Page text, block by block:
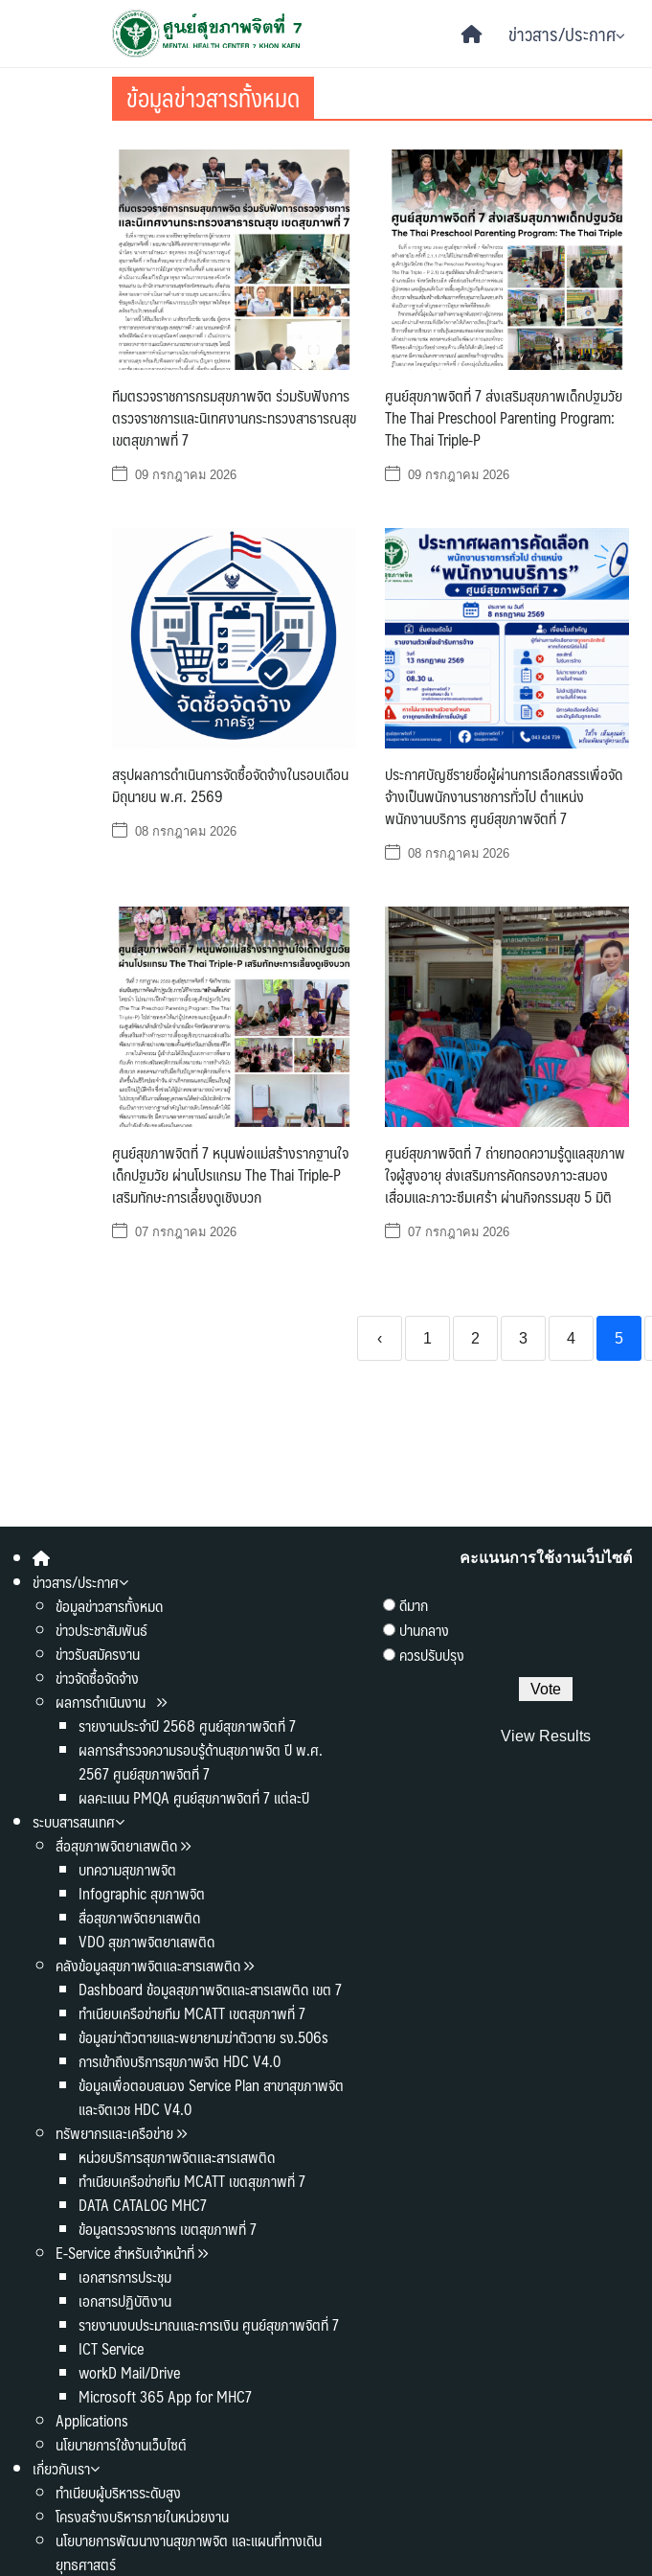
ข่าวสาร/ประกาศ
ข้อมูลข่าวสารทั้งหมด
ทีมตรวจราชการกรมสุขภาพจิต ร่วมรับฟังการ
ตรวจราชการและนิเทศงานกระทรวงสาธารณสุข
เขตสุขภาพที่ 7
09 กรกฎาคม 2026
ศูนย์สุขภาพจิตที่ 7 ส่งเสริมสุขภาพเด็กปฐมวัย
The Thai Preschool Parenting Program:
The Thai Triple-P
09 กรกฎาคม 2026
สรุปผลการดำเนินการจัดซื้อจัดจ้างในรอบเดือน
มิถุนายน พ.ศ. 2569
08 กรกฎาคม 2026
ประกาศบัญชีรายชื่อผู้ผ่านการเลือกสรรเพื่อจัด
จ้างเป็นพนักงานราชการทั่วไป ตำแหน่ง
พนักงานบริการ ศูนย์สุขภาพจิตที่ 7
08 กรกฎาคม 2026
ศูนย์สุขภาพจิตที่ 7 หนุนพ่อแม่สร้างรากฐานใจ
เด็กปฐมวัย ผ่านโปรแกรม The Thai Triple-P
เสริมทักษะการเลี้ยงดูเชิงบวก
07 กรกฎาคม 2026
ศูนย์สุขภาพจิตที่ 7 ถ่ายทอดความรู้ดูแลสุขภาพ
ใจผู้สูงอายุ ส่งเสริมการคัดกรองภาวะสมอง
เสื่อมและภาวะซึมเศร้า ผ่านกิจกรรมสุข 5 มิติ
07 กรกฎาคม 2026
‹ 1 2 3 4 5
ข่าวสาร/ประกาศ
ข้อมูลข่าวสารทั้งหมด
ข่าวประชาสัมพันธ์
ข่าวรับสมัครงาน
ข่าวจัดซื้อจัดจ้าง
ผลการดำเนินงาน
รายงานประจำปี 2568 ศูนย์สุขภาพจิตที่ 7
ผลการสำรวจความรอบรู้ด้านสุขภาพจิต ปี พ.ศ.
2567 ศูนย์สุขภาพจิตที่ 7
ผลคะแนน PMQA ศูนย์สุขภาพจิตที่ 7 แต่ละปี
ระบบสารสนเทศ
สื่อสุขภาพจิตยาเสพติด
บทความสุขภาพจิต
Infographic สุขภาพจิต
สื่อสุขภาพจิตยาเสพติด
VDO สุขภาพจิตยาเสพติด
คลังข้อมูลสุขภาพจิตและสารเสพติด
Dashboard ข้อมูลสุขภาพจิตและสารเสพติด เขต 7
ทำเนียบเครือข่ายทีม MCATT เขตสุขภาพที่ 7
ข้อมูลฆ่าตัวตายและพยายามฆ่าตัวตาย รง.506s
การเข้าถึงบริการสุขภาพจิต HDC V4.0
ข้อมูลเพื่อตอบสนอง Service Plan สาขาสุขภาพจิต
และจิตเวช HDC V4.0
ทรัพยากรและเครือข่าย
หน่วยบริการสุขภาพจิตและสารเสพติด
ทำเนียบเครือข่ายทีม MCATT เขตสุขภาพที่ 7
DATA CATALOG MHC7
ข้อมูลตรวจราชการ เขตสุขภาพที่ 7
E-Service สำหรับเจ้าหน้าที่
เอกสารการประชุม
เอกสารปฏิบัติงาน
รายงานงบประมาณและการเงิน ศูนย์สุขภาพจิตที่ 7
ICT Service
workD Mail/Drive
Microsoft 365 App for MHC7
Applications
นโยบายการใช้งานเว็บไซต์
เกี่ยวกับเรา
ทำเนียบผู้บริหารระดับสูง
โครงสร้างบริหารภายในหน่วยงาน
นโยบายการพัฒนางานสุขภาพจิต และแผนที่ทางเดิน
ยุทธศาสตร์
คะแนนการใช้งานเว็บไซต์
ดีมาก
ปานกลาง
ควรปรับปรุง
View Results